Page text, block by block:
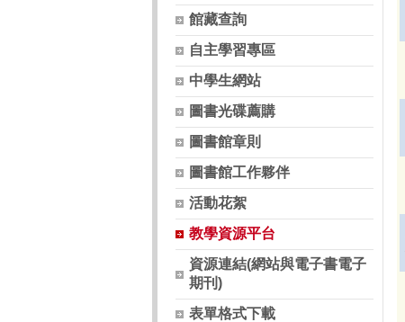
館藏查詢
自主學習專區
中學生網站
圖書光碟薦購
圖書館章則
圖書館工作夥伴
活動花絮
教學資源平台
資源連結(網站與電子書電子
期刊)
表單格式下載